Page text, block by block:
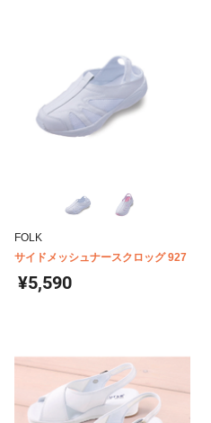
FOLK
サイドメッシュナースクロッグ 927
¥5,590